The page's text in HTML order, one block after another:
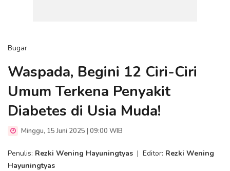
Bugar
Waspada, Begini 12 Ciri-Ciri
Umum Terkena Penyakit
Diabetes di Usia Muda!
Minggu, 15 Juni 2025 | 09:00 WIB
Penulis: Rezki Wening Hayuningtyas | Editor: Rezki Wening
Hayuningtyas